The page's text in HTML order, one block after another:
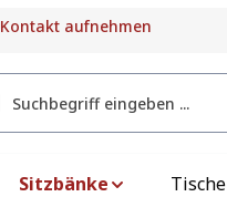
Kontakt aufnehmen
Sitzbänke Tische